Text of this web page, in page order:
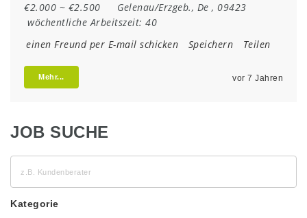
€2.000 ~ €2.500
Gelenau/Erzgeb., De , 09423
wöchentliche Arbeitszeit: 40
einen Freund per E-mail schicken
Speichern Teilen
Mehr... vor 7 Jahren
JOB SUCHE
z.B.
Kundenberater
Kategorie